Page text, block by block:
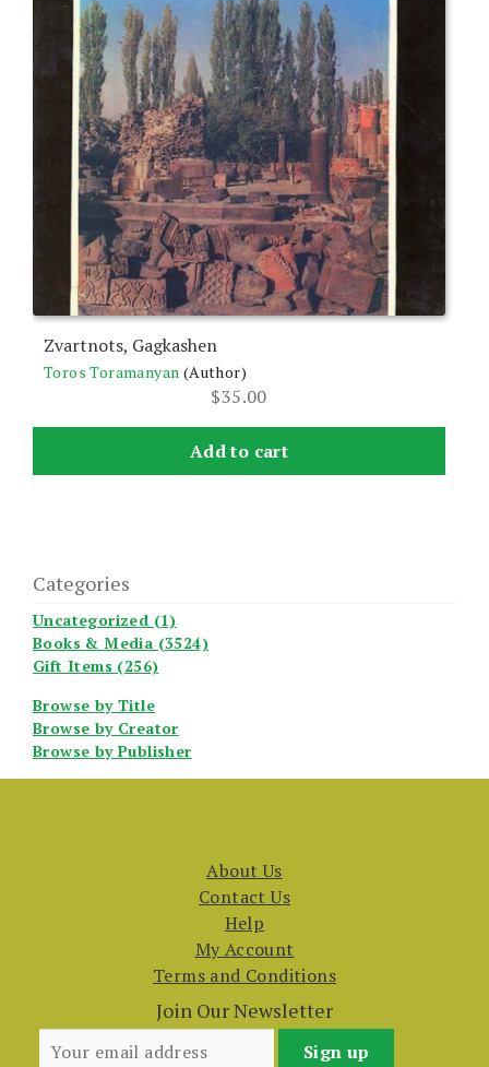
Zvartnots, Gagkashen
Toros Toramanyan (Author)
$35.00
Add to cart
Categories
Uncategorized (1)
Books & Media (3524)
Gift Items (256)
Browse by Title
Browse by Creator
Browse by Publisher
About Us
Contact Us
Help
My Account
Terms and Conditions
Join Our Newsletter